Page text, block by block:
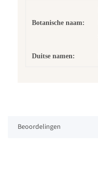
Botanische naam:
Duitse namen:
Beoordelingen